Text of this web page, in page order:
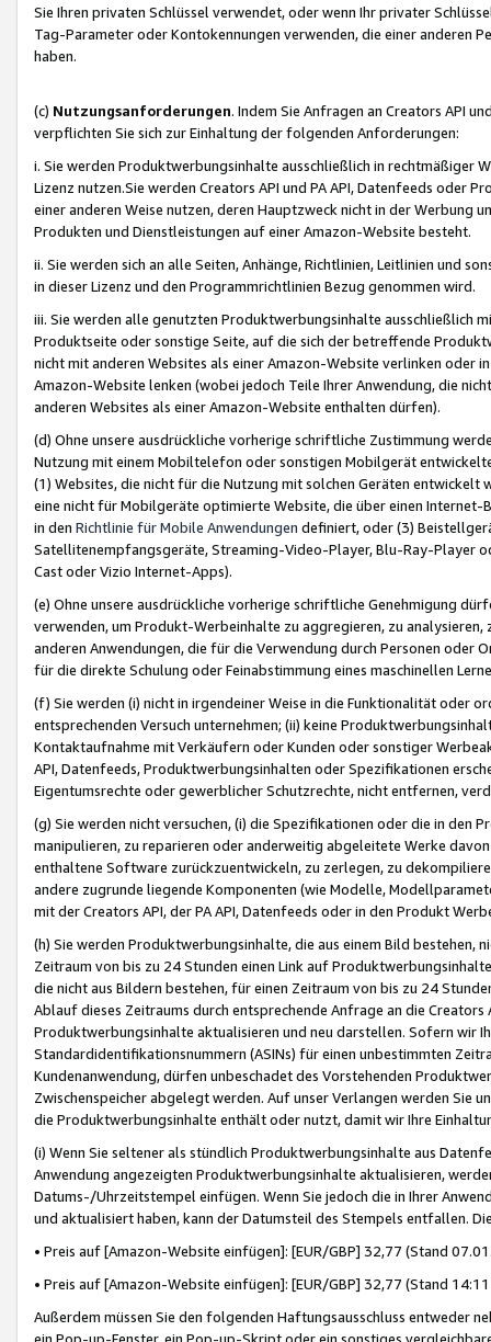
Sie Ihren privaten Schlüssel verwendet, oder wenn Ihr privater
Tag-Parameter oder Kontokennungen verwenden, die einer anderen
haben.
(c) Nutzungsanforderungen. Indem Sie Anfragen an Creators API
verpflichten Sie sich zur Einhaltung der folgenden Anforderungen:
i. Sie werden Produktwerbungsinhalte ausschließlich in rechtmäßiger
Lizenz nutzen.Sie werden Creators API und PA API, Datenfeeds oder
einer anderen Weise nutzen, deren Hauptzweck nicht in der Werbung
Produkten und Dienstleistungen auf einer Amazon-Website besteht.
ii. Sie werden sich an alle Seiten, Anhänge, Richtlinien, Leitlinien und
in dieser Lizenz und den Programmrichtlinien Bezug genommen wird.
iii. Sie werden alle genutzten Produktwerbungsinhalte ausschließlich
Produktseite oder sonstige Seite, auf die sich der betreffende
nicht mit anderen Websites als einer Amazon-Website verlinken oder
Amazon-Website lenken (wobei jedoch Teile Ihrer Anwendung, die
anderen Websites als einer Amazon-Website enthalten dürfen).
(d) Ohne unsere ausdrückliche vorherige schriftliche Zustimmung
Nutzung mit einem Mobiltelefon oder sonstigen Mobilgerät
(1) Websites, die nicht für die Nutzung mit solchen Geräten
eine nicht für Mobilgeräte optimierte Website, die über einen
in den Richtlinie für Mobile Anwendungen definiert, oder (3)
Satellitenempfangsgeräte, Streaming-Video-Player, Blu-Ray-Player
Cast oder Vizio Internet-Apps).
(e) Ohne unsere ausdrückliche vorherige schriftliche Genehmigung
verwenden, um Produkt-Werbeinhalte zu aggregieren, zu
anderen Anwendungen, die für die Verwendung durch Personen
für die direkte Schulung oder Feinabstimmung eines maschinellen
(f) Sie werden (i) nicht in irgendeiner Weise in die Funktionalität oder
entsprechenden Versuch unternehmen; (ii) keine
Kontaktaufnahme mit Verkäufern oder Kunden oder sonstiger
API, Datenfeeds, Produktwerbungsinhalten oder Spezifikationen
Eigentumsrechte oder gewerblicher Schutzrechte, nicht entfernen,
(g) Sie werden nicht versuchen, (i) die Spezifikationen oder die in
manipulieren, zu reparieren oder anderweitig abgeleitete Werke
enthaltene Software zurückzuentwickeln, zu zerlegen, zu
andere zugrunde liegende Komponenten (wie Modelle,
mit der Creators API, der PA API, Datenfeeds oder in den Produkt
(h) Sie werden Produktwerbungsinhalte, die aus einem Bild bestehen,
Zeitraum von bis zu 24 Stunden einen Link auf
die nicht aus Bildern bestehen, für einen Zeitraum von bis zu 24
Ablauf dieses Zeitraums durch entsprechende Anfrage an die
Produktwerbungsinhalte aktualisieren und neu darstellen. Sofern wir
Standardidentifikationsnummern (ASINs) für einen unbestimmten
Kundenanwendung, dürfen unbeschadet des Vorstehenden
Zwischenspeicher abgelegt werden. Auf unser Verlangen werden Sie
die Produktwerbungsinhalte enthält oder nutzt, damit wir Ihre
(i) Wenn Sie seltener als stündlich Produktwerbungsinhalte aus
Anwendung angezeigten Produktwerbungsinhalte aktualisieren,
Datums-/Uhrzeitstempel einfügen. Wenn Sie jedoch die in Ihrer
und aktualisiert haben, kann der Datumsteil des Stempels entfallen.
• Preis auf [Amazon-Website einfügen]: [EUR/GBP] 32,77 (Stand
• Preis auf [Amazon-Website einfügen]: [EUR/GBP] 32,77 (Stand
Außerdem müssen Sie den folgenden Haftungsausschluss entweder
ein Pop-up-Fenster, ein Pop-up-Skript oder ein sonstiges